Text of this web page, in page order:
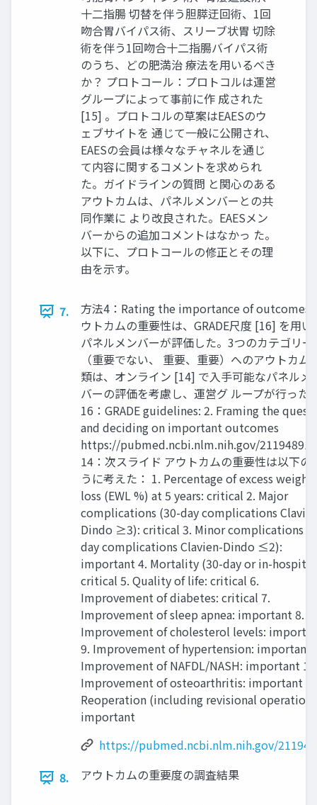
十二指腸 切替を伴う胆膵迂回術、1回
吻合胃バイパス術、スリーブ状胃 切除
術を伴う1回吻合十二指腸バイパス術
のうち、どの肥満治 療法を用いるべき
か？ プロトコール：プロトコルは運営
グループによって事前に作 成された
[15] 。プロトコルの草案はEAESのウ
ェブサイトを 通じて一般に公開され、
EAESの会員は様々なチャネルを通じ
て内容に関するコメントを求められ
た。ガイドラインの質問 と関心のある
アウトカムは、パネルメンバーとの共
同作業に より改良された。EAESメン
バーからの追加コメントはなかっ た。
以下に、プロトコールの修正とその理
由を示す。
7.
方法4：Rating the importance of outcomes
ウトカムの重要性は、GRADE尺度 [16] を用い
パネルメンバーが評価した。3つのカテゴリー
（重要でない、 重要、重要）へのアウトカム
類は、オンライン [14] で入手可能なパネルメ
バーの評価を考慮し、運営グ ループが行った
16：GRADE guidelines: 2. Framing the
and deciding on important outcomes
https://pubmed.ncbi.nlm.nih.gov/21194891/
14：次スライド アウトカムの重要性は以下の
うに考えた： 1. Percentage of excess weight
loss (EWL %) at 5 years: critical 2. Major
complications (30-day complications
Dindo ≥3): critical 3. Minor complications
day complications Clavien-Dindo ≤2):
important 4. Mortality (30-day or in-
critical 5. Quality of life: critical 6.
Improvement of diabetes: critical 7.
Improvement of sleep apnea: important 8.
Improvement of cholesterol levels:
9. Improvement of hypertension: important
Improvement of NAFDL/NASH: important
Improvement of osteoarthritis: important
Reoperation (including revisional
important
https://pubmed.ncbi.nlm.nih.gov/
8.
アウトカムの重要度の調査結果